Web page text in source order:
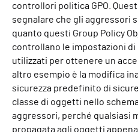
controllori politica GPO .
segnalare che gli aggressori
quanto questi Group Policy
controllano le impostazioni di
utilizzati per ottenere un
altro esempio è la modifica
sicurezza predefinito di
classe di oggetti nello
aggressori, perché qualsiasi
propagata agli oggetti appena